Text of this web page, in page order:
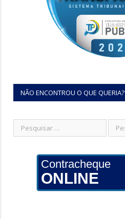
NÃO ENCONTROU O QUE QUERIA?
Contracheque
ONLINE